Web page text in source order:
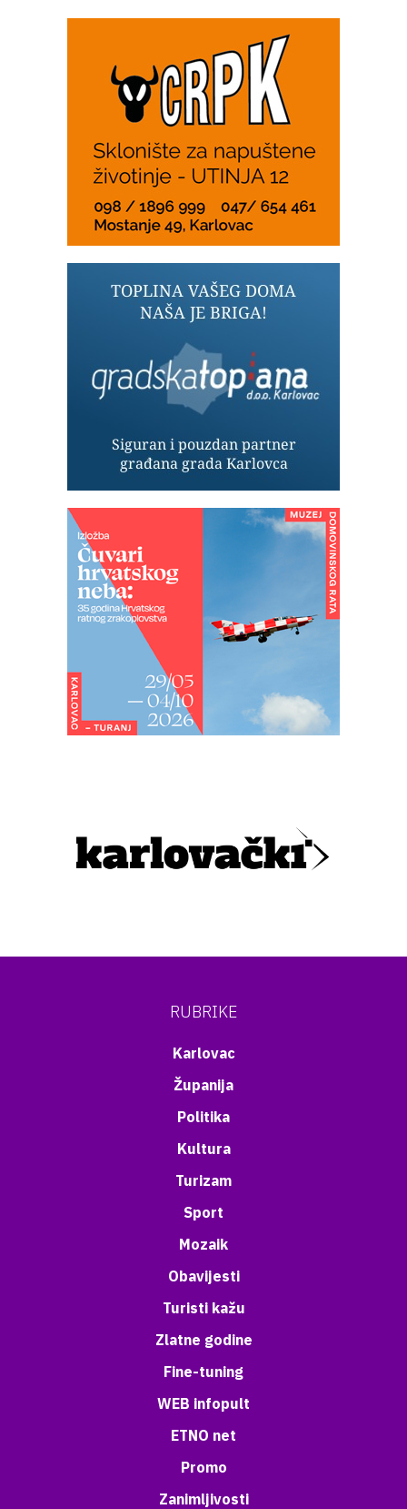
RUBRIKE
Karlovac
Županija
Politika
Kultura
Turizam
Sport
Mozaik
Obavijesti
Turisti kažu
Zlatne godine
Fine-tuning
WEB infopult
ETNO net
Promo
Zanimljivosti